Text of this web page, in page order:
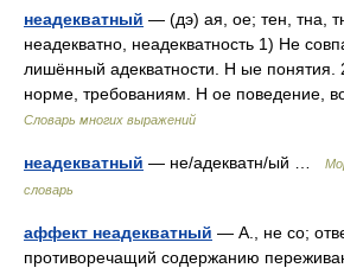
неадекватный — (дэ) ая, ое; тен, тна,
неадекватно, неадекватность 1) Не
лишённый адекватности. Н ые понятия.
норме, требованиям. Н ое поведение,
Словарь многих выражений
неадекватный — не/адекватн/ый …
словарь
аффект неадекватный — А., не со;
противоречащий содержанию